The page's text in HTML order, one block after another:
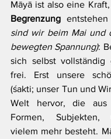
Māyā ist also eine
Begrenzung entstehen
sind wir beim Mai und
bewegten Spannung):
sich selbst vollständig
frei. Erst unsere
(śakti; unser Tun und
Welt hervor, die aus
Formen, Subjekten,
vielem mehr besteht.